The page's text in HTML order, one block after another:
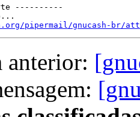
----------
pipermail/gnucash-br/
anterior: